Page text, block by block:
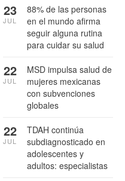
88% de las personas
en el mundo afirma
seguir alguna rutina
para cuidar su salud
23
JUL
MSD impulsa salud de
mujeres mexicanas
con subvenciones
globales
22
JUL
TDAH continúa
subdiagnosticado en
adolescentes y
adultos: especialistas
22
JUL